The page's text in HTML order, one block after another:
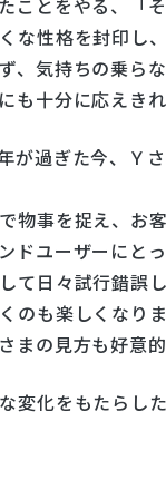
ことをやる、「
な性格を封印し
、気持ちの乗らな
も十分に応えき
が過ぎた今、Ｙ
物事を捉え、お
ドユーザーにと
て日々試行錯誤し
のも楽しくなりま
まの見方も好意
変化をもたらし